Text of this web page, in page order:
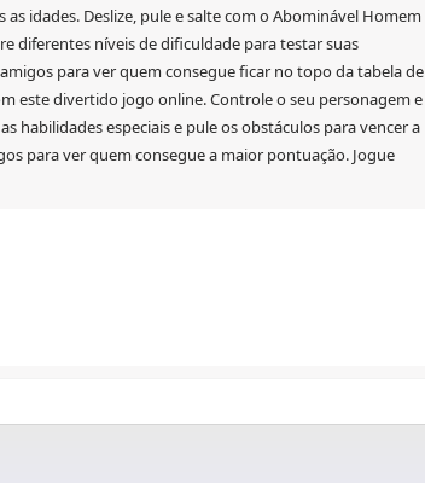
idades. Deslize, pule e salte com o Abominável Homem
diferentes níveis de dificuldade para testar suas
para ver quem consegue ficar no topo da tabela de
este divertido jogo online. Controle o seu personagem e
habilidades especiais e pule os obstáculos para vencer a
para ver quem consegue a maior pontuação. Jogue